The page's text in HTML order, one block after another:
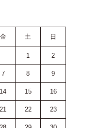
金 土 日
1 2
7 8 9
14 15 16
21 22 23